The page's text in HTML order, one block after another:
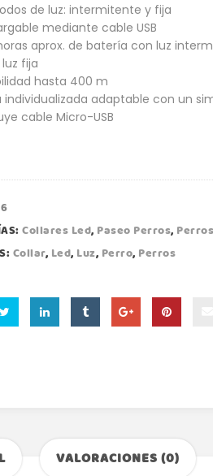
de luz: intermitente y fija
mediante cable USB
aprox. de batería con luz
fija
hasta 400 m
individualizada adaptable con un
cable Micro-USB
Collares Led, Paseo Perros, Perros
Collar, Led, Luz, Perro, Perros
VALORACIONES (0)